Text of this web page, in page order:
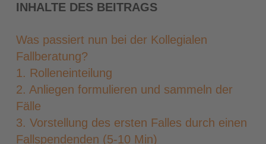
INHALTE DES BEITRAGS
Was passiert nun bei der Kollegialen
Fallberatung?
1. Rolleneinteilung
2. Anliegen formulieren und sammeln der
Fälle
3. Vorstellung des ersten Falles durch einen
Fallspendenden (5-10 Min)